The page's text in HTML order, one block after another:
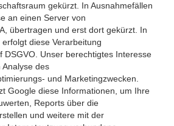
gekürzt. In Ausnahmefällen
an einen Server von
übertragen und erst dort gekürzt. In
diese Verarbeitung
DSGVO. Unser berechtigtes Interesse
Analyse des
und Marketingzwecken.
Google diese Informationen, um Ihre
Reports über die
und weitere mit der